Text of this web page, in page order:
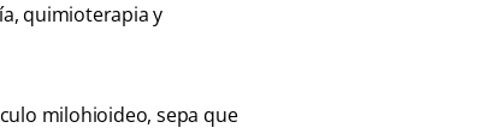
quimioterapia y
milohioideo, sepa que